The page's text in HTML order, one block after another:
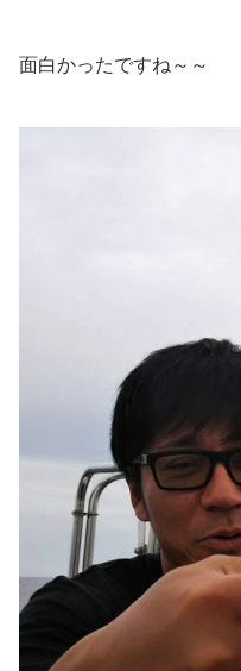
面白かったですね～～